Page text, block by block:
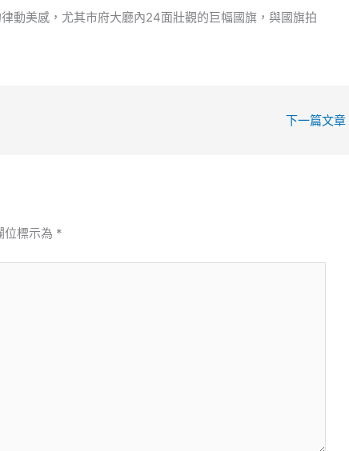
動美感，尤其市府大廳內24面壯觀的巨幅國旗，與國旗拍
下一篇文章
位標示為 *